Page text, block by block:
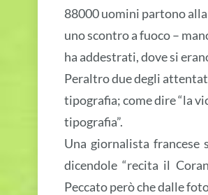
88000 uomini partono
uno scontro a fuoco –
ha addestrati, dove si
Peraltro due degli
tipografia; come dire “la
tipografia”.
Una giornalista
dicendole “recita il
Peccato però che dalle